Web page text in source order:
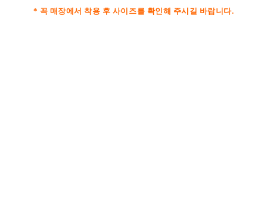
* 꼭 매장에서 착용 후 사이즈를 확인해 주시길 바랍니다.